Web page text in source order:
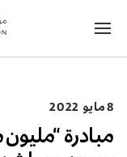
8 مايو 2022
مبادرة